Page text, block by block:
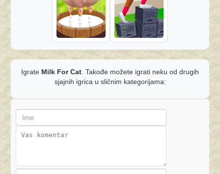
Igrate Milk For Cat . Takođe možete igrati neku od drugih
sjajnih igrica u sličnim kategorijama: